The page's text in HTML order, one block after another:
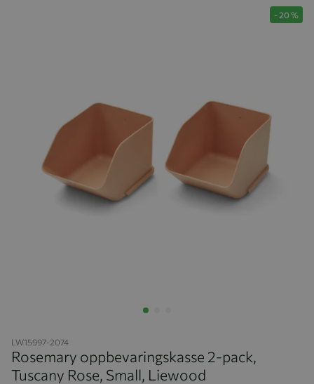
-20 %
LW15997-2074
Rosemary oppbevaringskasse 2-pack,
Tuscany Rose, Small, Liewood